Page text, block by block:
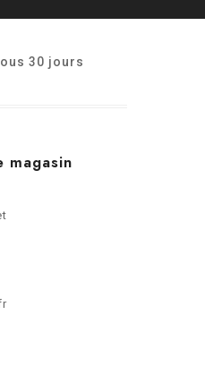
30 jours
magasin